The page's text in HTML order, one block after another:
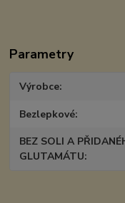
Parametry
Výrobce
Bezlepkové
BEZ SOLI A
GLUTAMÁTU